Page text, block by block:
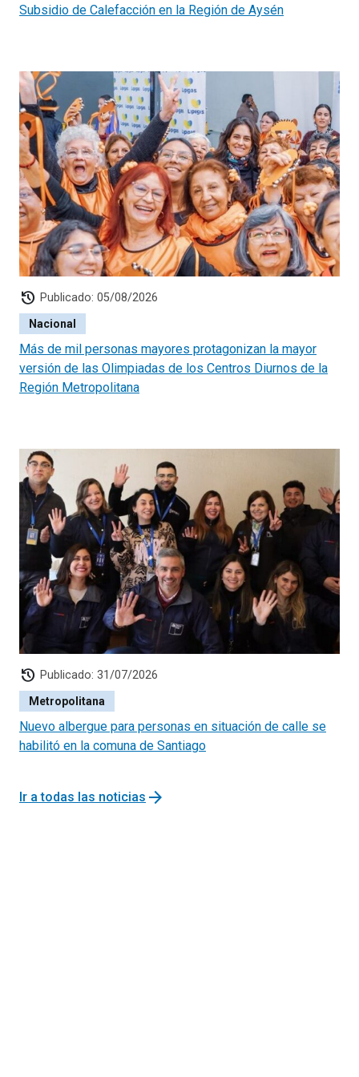
representante de las Organizaciones Comunitarias se
Comunitarias.
Subsidio de Calefacción en la Región de Aysén
history Publicado: 05/08/2026
Nacional
Más de mil personas mayores protagonizan la mayor
versión de las Olimpiadas de los Centros Diurnos de la
Región Metropolitana
history Publicado: 31/07/2026
Metropolitana
Nuevo albergue para personas en situación de calle se
habilitó en la comuna de Santiago
Ir a todas las noticias arrow_forward